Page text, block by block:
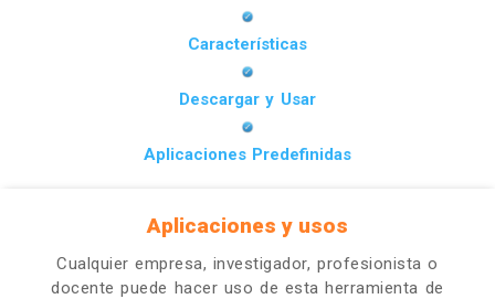
Características
Descargar y Usar
Aplicaciones Predefinidas
Aplicaciones y usos
Cualquier empresa, investigador, profesionista o
docente puede hacer uso de esta herramienta de